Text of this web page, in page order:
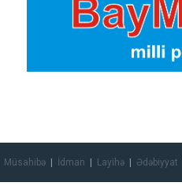
Müsahibə İdman Layihə Ədəbiyyat